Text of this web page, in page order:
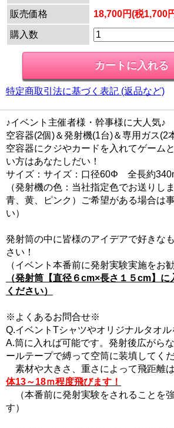
販売価格
18,700円(税1,700
購入数
特定商取引法に基づく表記 (返品など)
♪イベント主催者様・幹事様に大人気♪
空容器(2個)＆発射機(1台)＆専用ガス(2
空容器にクジやカードを入れてゲーム
い方はあなたしだい！
サイズ：サイズ：口径60Φ 全長約
（発射機の色：当社指定色でお送りし
青、黄、ピンク）ご希望がある場合は
い）
発射筒の中に皆様のアイデアで好きな
さい！
（イベント本番前に発射実験実施をお
（発射筒【直径６cm×長さ１５cm】
ください）
※よくあるお問合せ※
Q.イベントTシャツやオリジナルタオル
A.筒に入れば可能です。発射後広がら
ールテープで縛って空筒に装填してくだ
素材や大きさ、重さによって飛距離は
体13～18ｍ程度飛びます！
（本番前に発射実験をされることを
す）